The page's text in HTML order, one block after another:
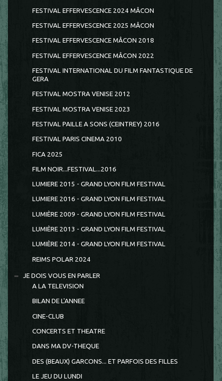
FESTIVAL EFFERVESCENCE 2024 MÂCON
FESTIVAL EFFERVESCENCE 2025 MÂCON
FESTIVAL EFFERVESCENCE MÂCON 2018
FESTIVAL EFFERVESCENCE MÂCON 2022
FESTIVAL INTERNATIONAL DU FILM FANTASTIQUE DE
GERA
FESTIVAL MOSTRA VENISE 2012
FESTIVAL MOSTRA VENISE 2023
FESTIVAL PAILLE A SONS (CEINTREY) 2016
FESTIVAL PARIS CINEMA 2010
FICA 2025
FILM NOIR...FESTIVAL...2016
LUMIERE 2015 - GRAND LYON FILM FESTIVAL
LUMIERE 2016 - GRAND LYON FILM FESTIVAL
LUMIÈRE 2009 - GRAND LYON FILM FESTIVAL
LUMIÈRE 2013 - GRAND LYON FILM FESTIVAL
LUMIÈRE 2014 - GRAND LYON FILM FESTIVAL
REIMS POLAR 2024
JE DOIS VOUS EN PARLER
A LA TELEVISION
BILAN DE L'ANNEE
CINE-CLUB
CONCERTS ET THEATRE
DANS MA DV-THEQUE
DES (BEAUX) GARCONS... ET PARFOIS DES FILLES
LE JEU DU LUNDI